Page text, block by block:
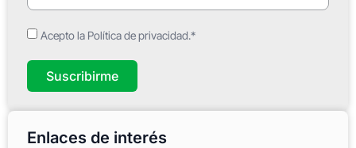
Acepto la Política de privacidad.*
Suscribirme
Enlaces de interés